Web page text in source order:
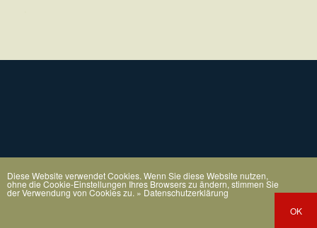
Diese Website verwendet Cookies. Wenn Sie diese Website nutzen,
ohne die Cookie-Einstellungen Ihres Browsers zu ändern, stimmen Sie
der Verwendung von Cookies zu. » Datenschutzerklärung
OK